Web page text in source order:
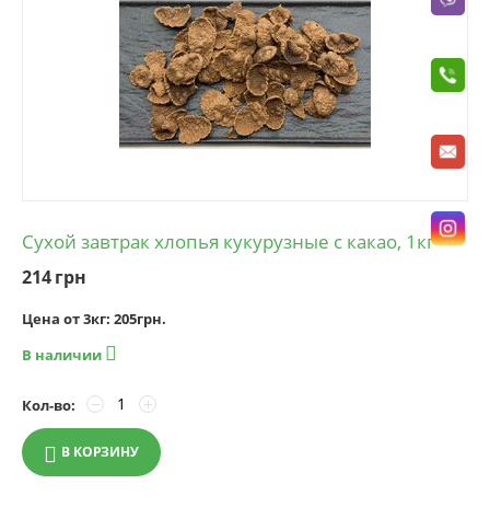
Сухой завтрак хлопья кукурузные с какао, 1кг
214грн
Цена от 3кг: 205грн.
В наличии 
Кол-во: +
−
В КОРЗИНУ